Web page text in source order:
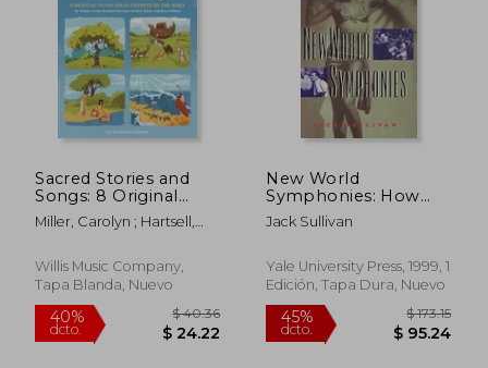
dcto. $ 38.12
45%
dcto. $
Sacred Stories and
Songs: 8 Original
Piano Solos Inspired
by the Bible
Late Elementary
Players (en Inglés)
Miller, Carolyn ; Hartsell,
Willis Music Company,
Tapa Blanda, Nuevo
New World
Symphonies: How
American Culture
Changed European
Jack Sullivan
Yale University Press, 1999, 1
Edición, Tapa Dura, Nuevo